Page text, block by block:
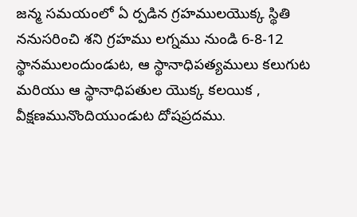
జన్మ సమయంలో ఏ ర్పడిన గ్రహములయొక్క స్థితి
ననుసరించి శని గ్రహము లగ్నము నుండి 6-8-12
స్థానములందుండుట, ఆ స్థానాధిపత్యములు కలుగుట
మరియు ఆ స్థానాధిపతుల యొక్క కలయిక ,
వీక్షణమునొందియుండుట దోషప్రదము.